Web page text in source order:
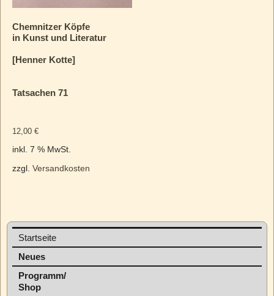
Chemnitzer Köpfe
in Kunst und Literatur
[Henner Kotte]
Tatsachen 71
12,00 €
inkl. 7 % MwSt.
zzgl. Versandkosten
Startseite
Neues
Programm/
Shop